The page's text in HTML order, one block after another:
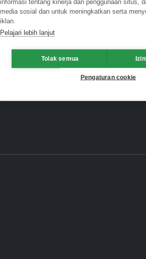
media sosial dan untuk meningkatkan serta
iklan.
Pelajari lebih lanjut
Tolak semua
Pengaturan cookie